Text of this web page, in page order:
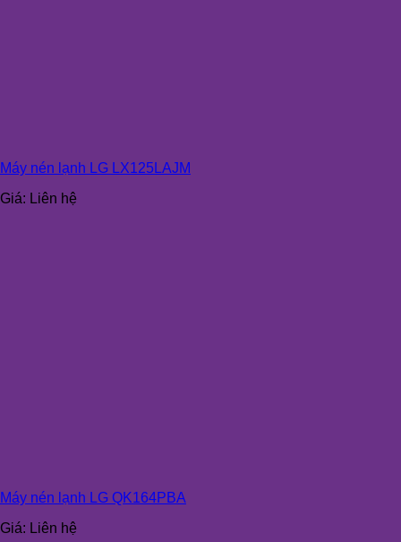
Máy nén lạnh LG LX125LAJM
Giá: Liên hệ
Máy nén lạnh LG QK164PBA
Giá: Liên hệ